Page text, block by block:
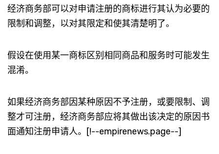
经济商务部可以对申请注册的商标进行其认为必要的
限制和调整，以对其限定和使其清楚明了。
假设在使用某一商标区别相同商品和服务时可能发生
混淆。
如果经济商务部因某种原因不予注册，或要限制、调
整才可注册，经济商务部应将其做出该决定的原因书
面通知注册申请人。[!--empirenews.page--]